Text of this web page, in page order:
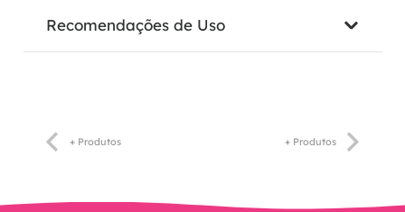
Recomendações de Uso
+ Produtos + Produtos